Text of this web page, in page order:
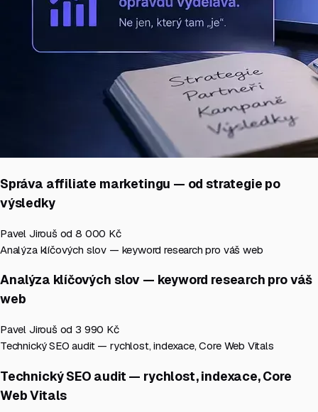
Správa affiliate marketingu — od strategie po
výsledky
Pavel Jirouš od 8 000 Kč
Analýza klíčových slov — keyword research pro váš web
Analýza klíčových slov — keyword research pro váš
web
Pavel Jirouš od 3 990 Kč
Technický SEO audit — rychlost, indexace, Core Web Vitals
Technický SEO audit — rychlost, indexace, Core
Web Vitals